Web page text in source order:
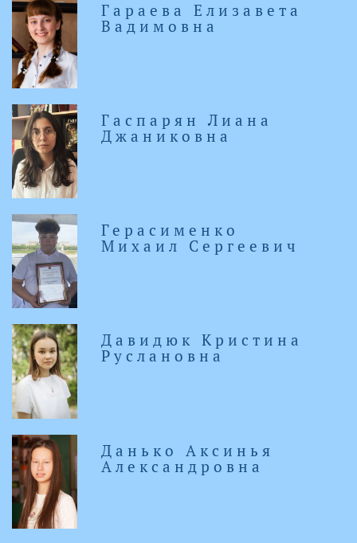
Гараева Елизавета
Вадимовна
Гаспарян Лиана
Джаниковна
Герасименко
Михаил Сергеевич
Давидюк Кристина
Руслановна
Данько Аксинья
Александровна